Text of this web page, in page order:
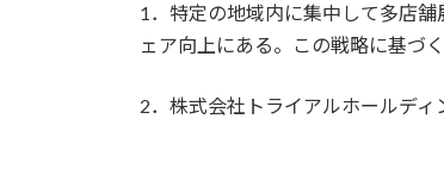
1．特定の地域内に集中して多店
ェア向上にある。この戦略に基づ
2．株式会社トライアルホールディ